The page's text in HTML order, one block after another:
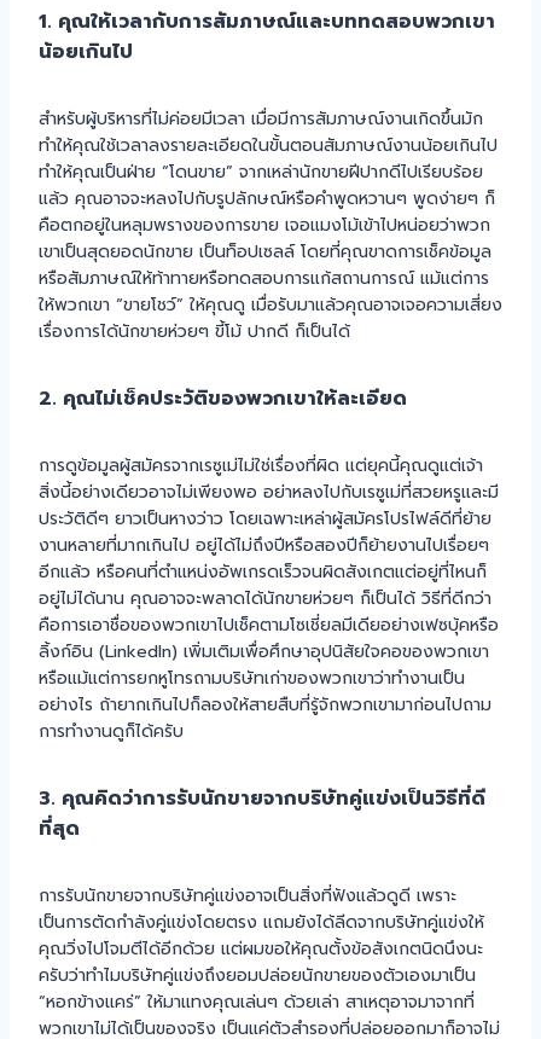
1. คุณให้เวลากับการสัมภาษณ์และบททดสอบพวกเขา
น้อยเกินไป
สำหรับผู้บริหารที่ไม่ค่อยมีเวลา เมื่อมีการสัมภาษณ์งานเกิดขึ้นมัก
ทำให้คุณใช้เวลาลงรายละเอียดในขั้นตอนสัมภาษณ์งานน้อยเกินไป
ทำให้คุณเป็นฝ่าย “โดนขาย” จากเหล่านักขายฝีปากดีไปเรียบร้อย
แล้ว คุณอาจจะหลงไปกับรูปลักษณ์หรือคำพูดหวานๆ พูดง่ายๆ ก็
คือตกอยู่ในหลุมพรางของการขาย เจอแมงโม้เข้าไปหน่อยว่าพวก
เขาเป็นสุดยอดนักขาย เป็นท็อปเซลล์ โดยที่คุณขาดการเช็คข้อมูล
หรือสัมภาษณ์ให้ท้าทายหรือทดสอบการแก้สถานการณ์ แม้แต่การ
ให้พวกเขา “ขายโชว์” ให้คุณดู เมื่อรับมาแล้วคุณอาจเจอความเสี่ยง
เรื่องการได้นักขายห่วยๆ ขี้โม้ ปากดี ก็เป็นได้
2. คุณไม่เช็คประวัติของพวกเขาให้ละเอียด
การดูข้อมูลผู้สมัครจากเรซูเม่ไม่ใช่เรื่องที่ผิด แต่ยุคนี้คุณดูแต่เจ้า
สิ่งนี้อย่างเดียวอาจไม่เพียงพอ อย่าหลงไปกับเรซูเม่ที่สวยหรูและมี
ประวัติดีๆ ยาวเป็นหางว่าว โดยเฉพาะเหล่าผู้สมัครโปรไฟล์ดีที่ย้าย
งานหลายที่มากเกินไป อยู่ได้ไม่ถึงปีหรือสองปีก็ย้ายงานไปเรื่อยๆ
อีกแล้ว หรือคนที่ตำแหน่งอัพเกรดเร็วจนผิดสังเกตแต่อยู่ที่ไหนก็
อยู่ไม่ได้นาน คุณอาจจะพลาดได้นักขายห่วยๆ ก็เป็นได้ วิธีที่ดีกว่า
คือการเอาชื่อของพวกเขาไปเช็คตามโซเชี่ยลมีเดียอย่างเฟซบุ้คหรือ
ลิ้งก์อิน (LinkedIn) เพิ่มเติมเพื่อศึกษาอุปนิสัยใจคอของพวกเขา
หรือแม้แต่การยกหูโทรถามบริษัทเก่าของพวกเขาว่าทำงานเป็น
อย่างไร ถ้ายากเกินไปก็ลองให้สายสืบที่รู้จักพวกเขามาก่อนไปถาม
การทำงานดูก็ได้ครับ
3. คุณคิดว่าการรับนักขายจากบริษัทคู่แข่งเป็นวิธีที่ดี
ที่สุด
การรับนักขายจากบริษัทคู่แข่งอาจเป็นสิ่งที่ฟังแล้วดูดี เพราะ
เป็นการตัดกำลังคู่แข่งโดยตรง แถมยังได้ลีดจากบริษัทคู่แข่งให้
คุณวิ่งไปโจมตีได้อีกด้วย แต่ผมขอให้คุณตั้งข้อสังเกตนิดนึงนะ
ครับว่าทำไมบริษัทคู่แข่งถึงยอมปล่อยนักขายของตัวเองมาเป็น
“หอกข้างแคร่” ให้มาแทงคุณเล่นๆ ด้วยเล่า สาเหตุอาจมาจากที่
พวกเขาไม่ได้เป็นของจริง เป็นแค่ตัวสำรองที่ปล่อยออกมาก็อาจไม่